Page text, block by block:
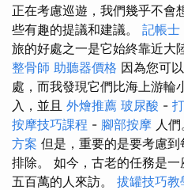
正在考慮巡遊，我們幾乎不會
些有趣的提議和建議。 記帳士
旅的好處之一是它始終靠近大
整骨師 助聽器價格 因為您可
處，而我發現它們比海上游輪
入，並且 外燴推薦 玻尿酸 -
按摩技巧課程 - 腳部按摩 人們
方案 但是，重要的是要考慮
排除。 如今，古老的任務是
五百萬的人來訪。 拔罐技巧教